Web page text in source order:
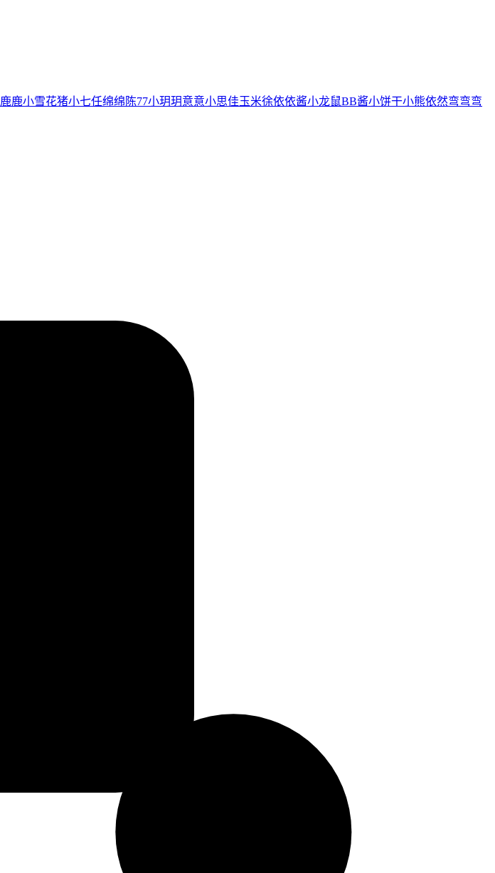
鹿鹿小雪花猪小七任绵绵 陈77小玥玥意意小思佳玉米徐依依酱小龙鼠BB酱小饼干小熊依然弯弯弯